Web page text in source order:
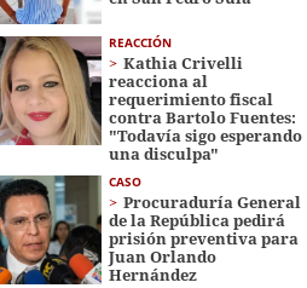
REACCIÓN
Kathia Crivelli
reacciona al
requerimiento fiscal
contra Bartolo Fuentes:
"Todavía sigo esperando
una disculpa"
CASO
Procuraduría General
de la República pedirá
prisión preventiva para
Juan Orlando
Hernández